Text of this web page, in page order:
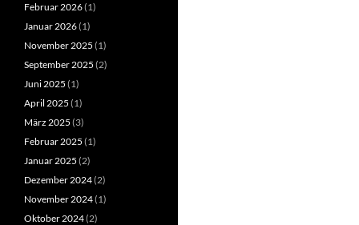
Februar 2026(1)
Januar 2026(1)
November 2025 (1)
September 2025 (2)
Juni 2025 (1)
April 2025 (1)
März 2025 (3)
Februar 2025 (1)
Januar 2025 (2)
Dezember 2024(2)
November 2024(1)
Oktober 2024(2)